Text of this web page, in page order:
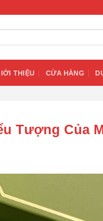
THIỆU CỬA HÀNG
Tượng Của